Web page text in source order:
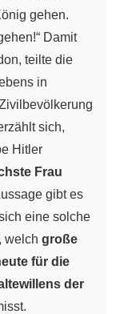
gehen.
Damit
teilte die
in
sich,
Hitler
Frau
gibt es
eine solche
welch große
für die
der